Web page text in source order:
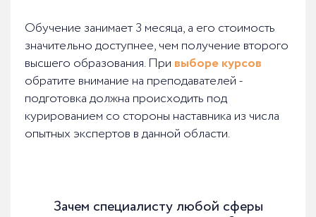
Обучение занимает 3 месяца, а его стоимость
значительно доступнее, чем получение второго
высшего образования. При выборе курсов
обратите внимание на преподавателей -
подготовка должна происходить под
курированием со стороны наставника из числа
опытных экспертов в данной области.
Зачем специалисту любой сферы